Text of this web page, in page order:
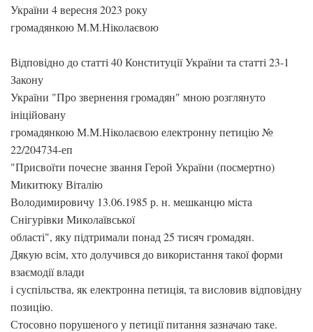
України 4 вересня 2023 року
громадянкою М.М.Ніколаєвою
Відповідно до статті 40 Конституції України та статті 23-1
Закону
України "Про звернення громадян" мною розглянуто
ініційовану
громадянкою М.М.Ніколаєвою електронну петицію №
22/204734-еп
"Присвоїти почесне звання Герой України (посмертно)
Микитюку Віталію
Володимировичу 13.06.1985 р. н. мешканцю міста
Снігурівки Миколаївської
області", яку підтримали понад 25 тисяч громадян.
Дякую всім, хто долучився до використання такої форми
взаємодії влади
і суспільства, як електронна петиція, та висловив відповідну
позицію.
Стосовно порушеного у петиції питання зазначаю таке.